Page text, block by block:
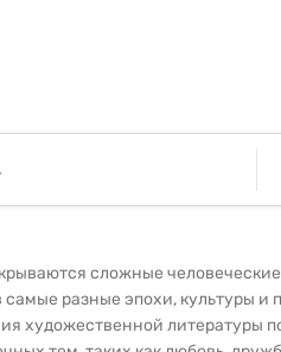
сложные
разные эпохи, культуры и
художественной литературы